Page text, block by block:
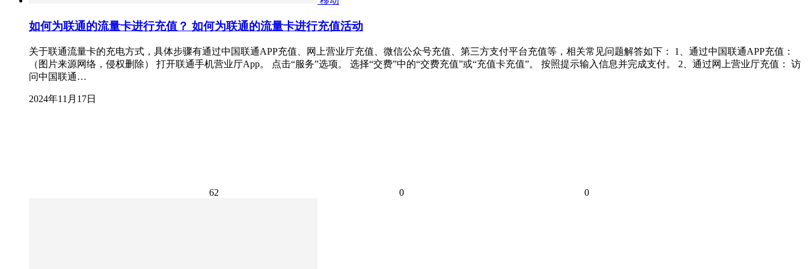
如何为联通的流量卡进行充值？ 如何为联通的流量卡进行充值活动
关于联通流量卡的充电方式，具体步骤有通过中国联通APP充值、网上营业厅充值、微信公众号充值、第三方支付平台充值等，相关常见问题解答如下： 1、通过中国联通APP充值：
（图片来源网络，侵权删除） 打开联通手机营业厅App。 点击“服务”选项。 选择“交费”中的“交费充值”或“充值卡充值”。 按照提示输入信息并完成支付。 2、通过网上营业厅充值： 访
问中国联通…
2024年11月17日
62 0 0